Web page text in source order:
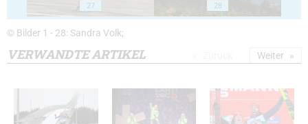
27 28
© Bilder 1 - 28: Sandra Volk;
VERWANDTE ARTIKEL Weiter